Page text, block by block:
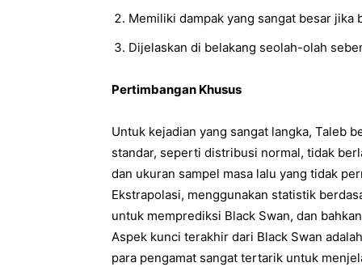
Memiliki dampak yang sangat besar jika
Dijelaskan di belakang seolah-olah
Pertimbangan Khusus
Untuk kejadian yang sangat langka, Taleb
standar, seperti distribusi normal, tidak
dan ukuran sampel masa lalu yang tidak
Ekstrapolasi, menggunakan statistik
untuk memprediksi Black Swan, dan
Aspek kunci terakhir dari Black Swan
para pengamat sangat tertarik untuk